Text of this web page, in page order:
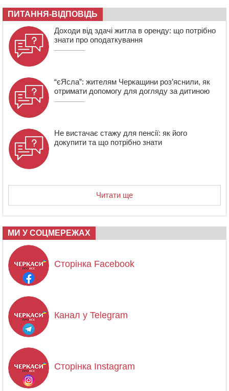
відмовилися вчиняти підпали на замовлення росіян
12:23 У Руськополянській громаді оновили дорожню
розмітку на центральних вулицях (ФОТО)
ПИТАННЯ-ВІДПОВІДЬ
Доходи від здачі житла в оренду: що потрібно
знати про оподаткування
“єЯсла”: жителям Черкащини роз’яснили, як
отримати допомогу для догляду за дитиною
Не вистачає стажу для пенсії: як його
докупити та що потрібно знати
Читати ще
МИ У СОЦМЕРЕЖАХ
Сторінка Facebook
Канал у Telegram
Сторінка Instagram